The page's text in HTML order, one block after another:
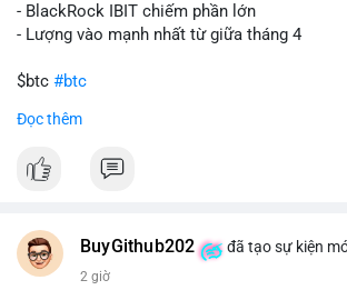
- BlackRock IBIT chiếm phần lớn
- Lượng vào mạnh nhất từ giữa tháng 4
$btc #btc
#vlikevn
📰 Nguồn: CoinDesk
Đọc thêm
BuyGithub202 đã tạo sự kiện
2 giờ